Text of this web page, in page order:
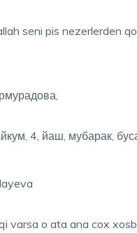
seni pis nezerlerden
4, йаш, мубарак,
varsa o ata ana cox